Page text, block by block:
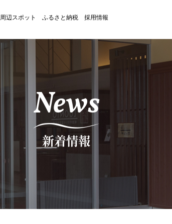
周辺スポット ふるさと納税 採用情報
News
新着情報